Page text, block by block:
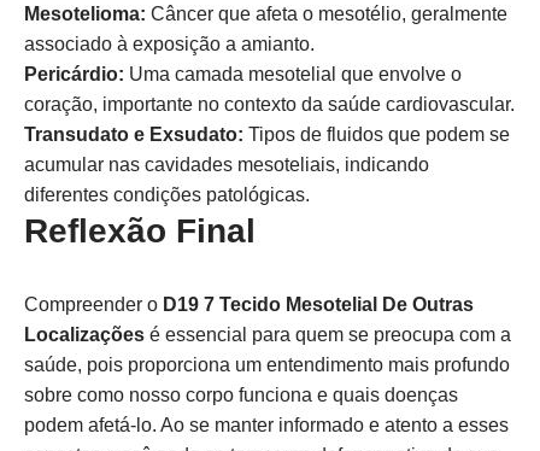
Mesotelioma: Câncer que afeta o mesotélio, geralmente
associado à exposição a amianto.
Pericárdio: Uma camada mesotelial que envolve o
coração, importante no contexto da saúde cardiovascular.
Transudato e Exsudato: Tipos de fluidos que podem se
acumular nas cavidades mesoteliais, indicando
diferentes condições patológicas.
Reflexão Final
Compreender o D19 7 Tecido Mesotelial De Outras
Localizações é essencial para quem se preocupa com a
saúde, pois proporciona um entendimento mais profundo
sobre como nosso corpo funciona e quais doenças
podem afetá-lo. Ao se manter informado e atento a esses